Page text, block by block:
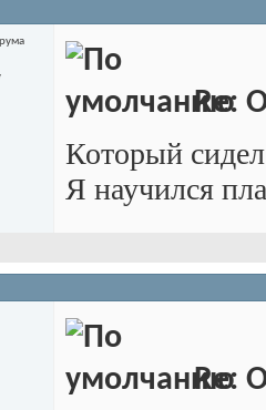
Re:
Который сидел
Я научился
Re: